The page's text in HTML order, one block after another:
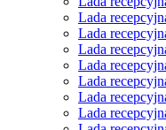
Lada
Lada
Lada
Lada
Lada
Lada
Lada